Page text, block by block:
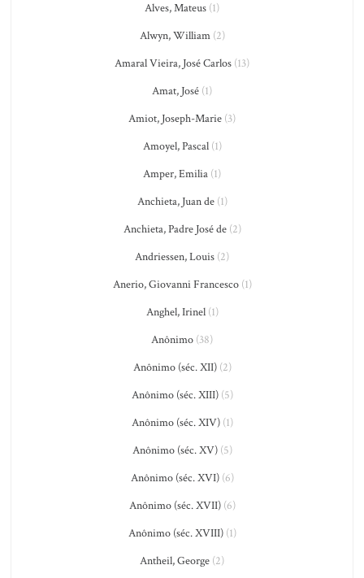
Alves, Mateus (1)
Alwyn, William(2)
Amaral Vieira, José Carlos (13)
Amat, José (1)
Amiot, Joseph-Marie (3)
Amoyel, Pascal(1)
Amper, Emilia (1)
Anchieta, Juan de(1)
Anchieta, Padre José de(2)
Andriessen, Louis (2)
Anerio, Giovanni Francesco(1)
Anghel, Irinel(1)
Anônimo (38)
Anônimo (séc. XII)(2)
Anônimo (séc. XIII)(5)
Anônimo (séc. XIV)(1)
Anônimo (séc. XV)(5)
Anônimo (séc. XVI)(6)
Anônimo (séc. XVII)(6)
Anônimo (séc. XVIII)(1)
Antheil, George (2)